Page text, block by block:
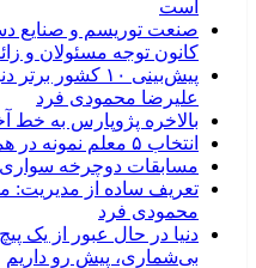
است
صنعت توریسم و صنایع
کانون توجه مسئولان و
علیرضا محمودی فرد
بالاخره پژوپارس به خط
انتخاب ۵ معلم نمونه در همدان
مسابقات دوچرخه سواری
تعریف ساده از مدیریت:
محمودی فرد
دنیا در حال عبور از یک
بی‌شماری، پیش رو داریم